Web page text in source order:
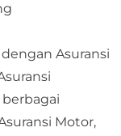
Asuransi
Motor,